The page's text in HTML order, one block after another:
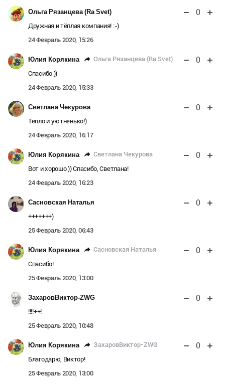
Ольга Рязанцева (Ra Svet) 0
Дружная и тёплая компания! :-)
24 Февраль 2020, 15:26
Юлия Корякина Ольга Рязанцева (Ra Svet) 0
Спасибо ))
24 Февраль 2020, 15:33
Светлана Чекурова 0
Тепло и уютненько!)
24 Февраль 2020, 16:17
Юлия Корякина Светлана Чекурова 0
Вот и хорошо )) Спасибо, Светлана!
24 Февраль 2020, 16:23
Сасновская Наталья 0
+++++++)
25 Февраль 2020, 06:43
Юлия Корякина Сасновская Наталья 0
Спасибо!
25 Февраль 2020, 13:00
ЗахаровВиктор-ZWG 0
!!!!++!
25 Февраль 2020, 10:48
Юлия Корякина ЗахаровВиктор-ZWG 0
Благодарю, Виктор!
25 Февраль 2020, 13:00